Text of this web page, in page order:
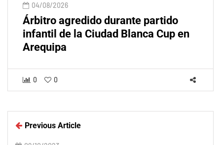
04/08/2026
Árbitro agredido durante partido
infantil de la Ciudad Blanca Cup en
Arequipa
0 0
Previous Article